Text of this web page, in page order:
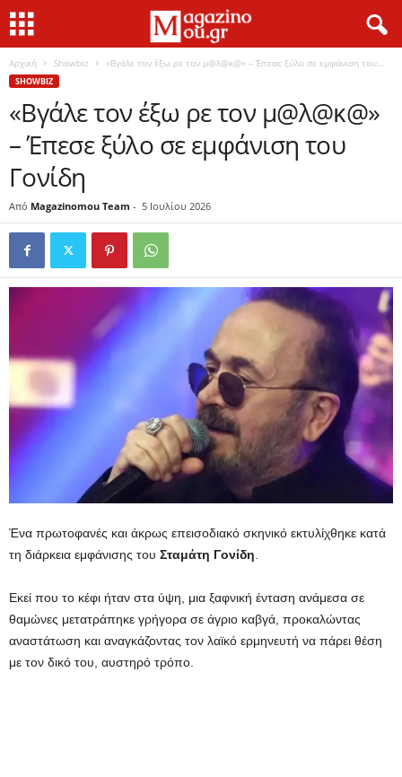
Αρχική Showbiz «Βγάλε τον έξω ρε τον μ@λ@κ@» – Έπεσε ξύλο σε εμφάνιση του...
SHOWBIZ
«Βγάλε τον έξω ρε τον μ@λ@κ@»
– Έπεσε ξύλο σε εμφάνιση του
Γονίδη
Από Magazinomou Team - 5 Ιουλίου 2026
Ένα πρωτοφανές και άκρως επεισοδιακό σκηνικό εκτυλίχθηκε κατά
τη διάρκεια εμφάνισης του Σταμάτη Γονίδη
Εκεί που το κέφι ήταν στα ύψη, μια ξαφνική ένταση ανάμεσα σε
θαμώνες μετατράπηκε γρήγορα σε άγριο καβγά, προκαλώντας
αναστάτωση και αναγκάζοντας τον λαϊκό ερμηνευτή να πάρει θέση
με τον δικό του, αυστηρό τρόπο.